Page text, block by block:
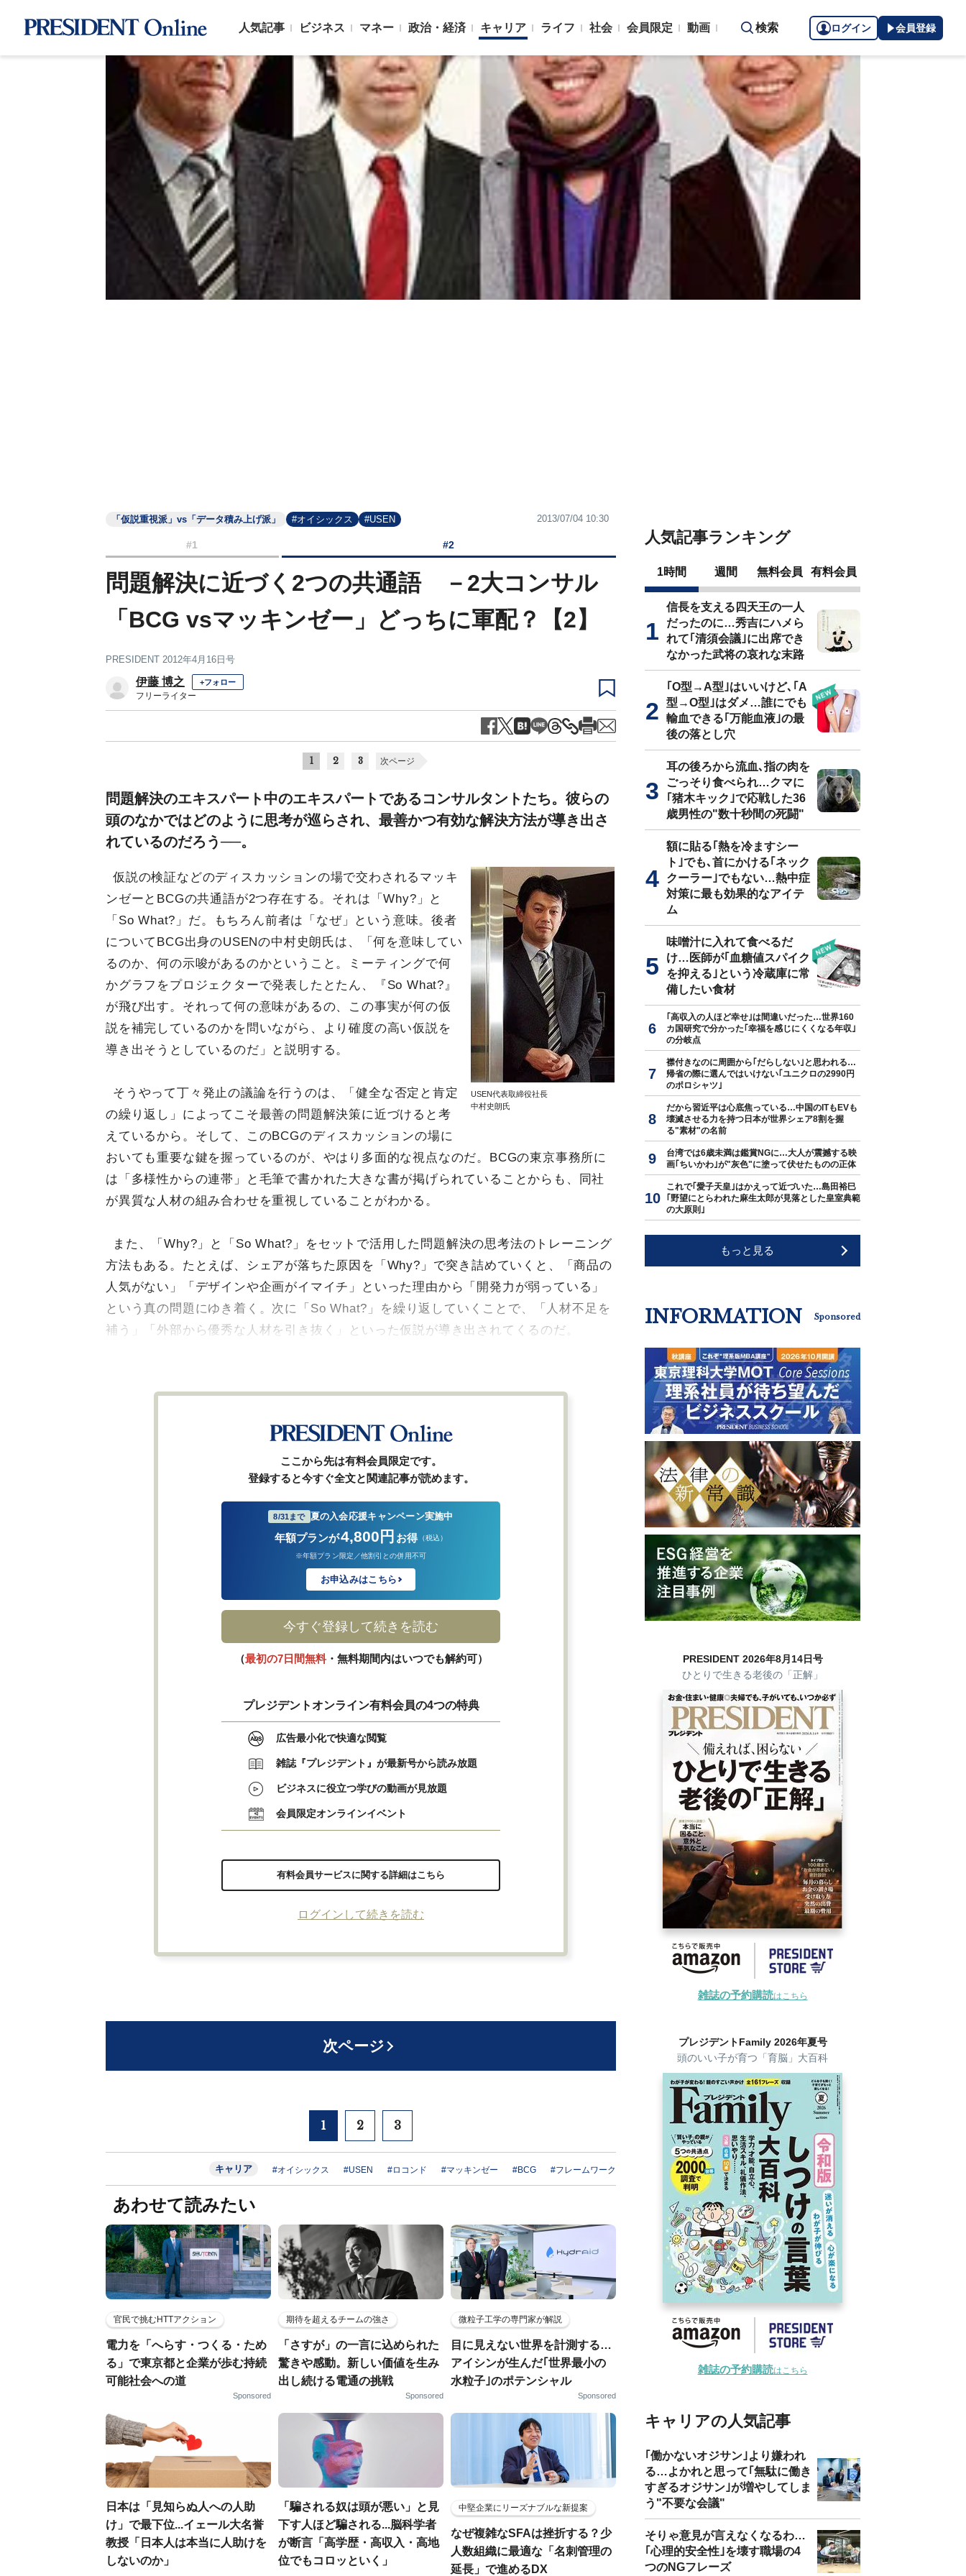
人気記事 ビジネス マネー 政治・経済 キャリア ライフ 社会 会員限定 動画 検索 ログイン 会員登録
「仮説重視派」vs「データ積み上げ派」 #オイシックス #USEN 2013/07/04 10:30
#1 #2
問題解決に近づく2つの共通語 －2大コンサル
「BCG vsマッキンゼー」どっちに軍配？【2】
PRESIDENT 2012年4月16日号
伊藤 博之 +フォロー
フリーライター
1 2 3 次ページ
問題解決のエキスパート中のエキスパートであるコンサルタントたち。彼らの
頭のなかではどのように思考が巡らされ、最善かつ有効な解決方法が導き出さ
れているのだろう──。
USEN代表取締役社長
中村史朗氏
仮説の検証などのディスカッションの場で交わされるマッキ
ンゼーとBCGの共通語が2つ存在する。それは「Why?」と
「So What?」だ。もちろん前者は「なぜ」という意味。後者
についてBCG出身のUSENの中村史朗氏は、「何を意味してい
るのか、何の示唆があるのかということ。ミーティングで何
かグラフをプロジェクターで発表したとたん、『So What?』
が飛び出す。それって何の意味があるの、この事実が何の仮
説を補完しているのかを問いながら、より確度の高い仮説を
導き出そうとしているのだ」と説明する。
そうやって丁々発止の議論を行うのは、「健全な否定と肯定
の繰り返し」によってこそ最善の問題解決策に近づけると考
えているから。そして、このBCGのディスカッションの場に
おいても重要な鍵を握っているのが、やはり多面的な視点なのだ。BCGの東京事務所に
は「多様性からの連帯」と毛筆で書かれた大きな書が掲げられていることからも、同社
が異質な人材の組み合わせを重視していることがわかる。
また、「Why?」と「So What?」をセットで活用した問題解決の思考法のトレーニング
方法もある。たとえば、シェアが落ちた原因を「Why?」で突き詰めていくと、「商品の
人気がない」「デザインや企画がイマイチ」といった理由から「開発力が弱っている」
という真の問題にゆき着く。次に「So What?」を繰り返していくことで、「人材不足を
補う」「外部から優秀な人材を引き抜く」といった仮説が導き出されてくるのだ。
ここから先は有料会員限定です。
登録すると今すぐ全文と関連記事が読めます。
8/31まで 夏の入会応援キャンペーン実施中
年額プランが4,800円 お得 （税込）
※年額プラン限定／他割引との併用不可
お申込みはこちら
今すぐ登録して続きを読む
（最初の7日間無料・無料期間内はいつでも解約可）
プレジデントオンライン有料会員の4つの特典
広告最小化で快適な閲覧
雑誌『プレジデント』が最新号から読み放題
ビジネスに役立つ学びの動画が見放題
会員限定オンラインイベント
有料会員サービスに関する詳細はこちら
ログインして続きを読む
次ページ
1 2 3
キャリア #オイシックス #USEN #ロコンド #マッキンゼー #BCG #フレームワーク
あわせて読みたい
官民で挑むHTTアクション
電力を「へらす・つくる・ため
る」で東京都と企業が歩む持続
可能社会への道
Sponsored
期待を超えるチームの強さ
「さすが」の一言に込められた
驚きや感動。新しい価値を生み
出し続ける電通の挑戦
Sponsored
微粒子工学の専門家が解説
目に見えない世界を計測する…
アイシンが生んだ｢世界最小の
水粒子｣のポテンシャル
Sponsored
日本は「見知らぬ人への人助
け」で最下位...イェール大名誉
教授「日本人は本当に人助けを
しないのか」
「騙される奴は頭が悪い」と見
下す人ほど騙される...脳科学者
が断言「高学歴・高収入・高地
位でもコロッといく」
中堅企業にリーズナブルな新提案
なぜ複雑なSFAは挫折する？少
人数組織に最適な「名刺管理の
延長」で進めるDX
人気記事ランキング
1時間 週間 無料会員 有料会員
信長を支える四天王の一人
だったのに…秀吉にハメら
れて｢清須会議｣に出席でき
なかった武将の哀れな末路
｢O型→A型｣はいいけど､｢A
型→O型｣はダメ…誰にでも
輸血できる｢万能血液｣の最
後の落とし穴
耳の後ろから流血､指の肉を
ごっそり食べられ…クマに
｢猪木キック｣で応戦した36
歳男性の"数十秒間の死闘"
額に貼る｢熱を冷ますシー
ト｣でも､首にかける｢ネック
クーラー｣でもない…熱中症
対策に最も効果的なアイテ
ム
味噌汁に入れて食べるだ
け…医師が｢血糖値スパイク
を抑える｣という冷蔵庫に常
備したい食材
｢高収入の人ほど幸せ｣は間違いだった…世界160
カ国研究で分かった｢幸福を感じにくくなる年収｣
の分岐点
襟付きなのに周囲から｢だらしない｣と思われる…
帰省の際に選んではいけない｢ユニクロの2990円
のポロシャツ｣
だから習近平は心底焦っている…中国のITもEVも
壊滅させる力を持つ日本が世界シェア8割を握
る"素材"の名前
台湾では6歳未満は鑑賞NGに…大人が震撼する映
画｢ちいかわ｣が"灰色"に塗って伏せたものの正体
これで｢愛子天皇｣はかえって近づいた…島田裕巳
｢野望にとらわれた麻生太郎が見落とした皇室典範
の大原則｣
もっと見る
INFORMATION Sponsored
PRESIDENT 2026年8月14日号
ひとりで生きる老後の「正解」
雑誌の予約購読はこちら
プレジデントFamily 2026年夏号
頭のいい子が育つ「育脳」大百科
雑誌の予約購読はこちら
キャリアの人気記事
｢働かないオジサン｣より嫌われ
る…よかれと思って｢無駄に働き
すぎるオジサン｣が増やしてしま
う"不要な会議"
そりゃ意見が言えなくなるわ…
｢心理的安全性｣を壊す職場の4
つのNGフレーズ